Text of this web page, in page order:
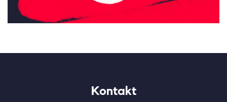
Kontakt